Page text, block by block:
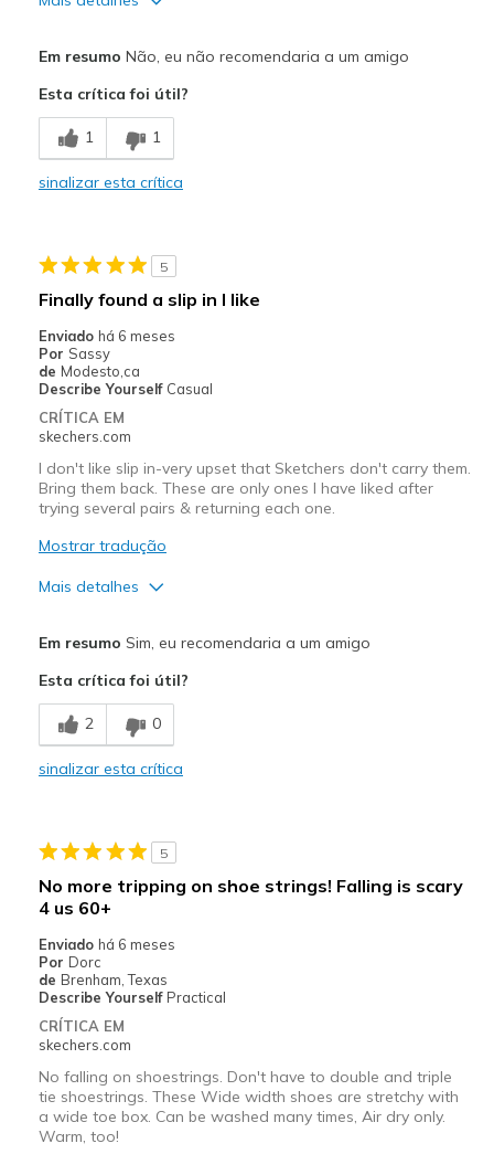
Contras
Poor Cushioning
Poor Quality
Casual Wear
Sizing
View On Shoes
I'm Into Shoes
Em resumo Não, eu não recomendaria a um amigo
Esta crítica foi útil?
1 1
sinalizar esta crítica
5
Finally found a slip in I like
Enviado há 6 meses
Por Sassy
de Modesto,ca
Describe Yourself Casual
CRÍTICA EM
skechers.com
I don't like slip in-very upset that Sketchers don't carry them.
Bring them back. These are only ones I have liked after
trying several pairs & returning each one.
Mostrar tradução
Mais detalhes
Comfortable
Stylish
Sizing
Feels true to size
Em resumo Sim, eu recomendaria a um amigo
Esta crítica foi útil?
2 0
sinalizar esta crítica
5
No more tripping on shoe strings! Falling is scary
4 us 60+
Enviado há 6 meses
Por Dorc
de Brenham, Texas
Describe Yourself Practical
CRÍTICA EM
skechers.com
No falling on shoestrings. Don't have to double and triple
tie shoestrings. These Wide width shoes are stretchy with
a wide toe box. Can be washed many times, Air dry only.
Warm, too!